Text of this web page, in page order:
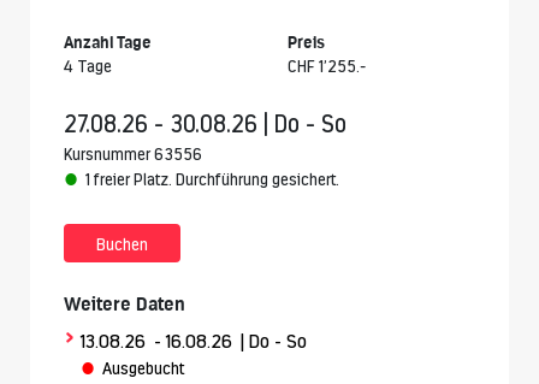
Anzahl Tage
4 Tage
Preis
CHF 1’255.-
27.08.26 - 30.08.26 | Do - So
Kursnummer 63556
1 freier Platz. Durchführung gesichert.
Buchen
Weitere Daten
> 13.08.26 - 16.08.26 | Do - So
Ausgebucht